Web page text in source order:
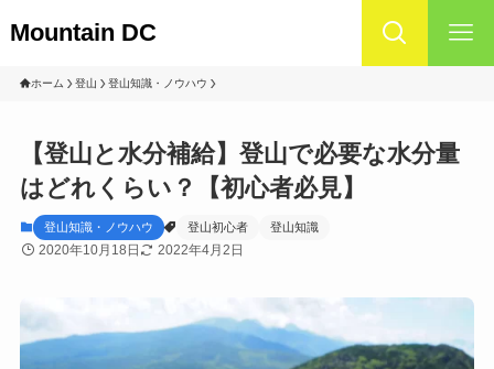
Mountain DC
ホーム 登山 登山知識・ノウハウ
【登山と水分補給】登山で必要な水分量
はどれくらい？【初心者必見】
登山知識・ノウハウ 登山初心者 登山知識
2020年10月18日 2022年4月2日